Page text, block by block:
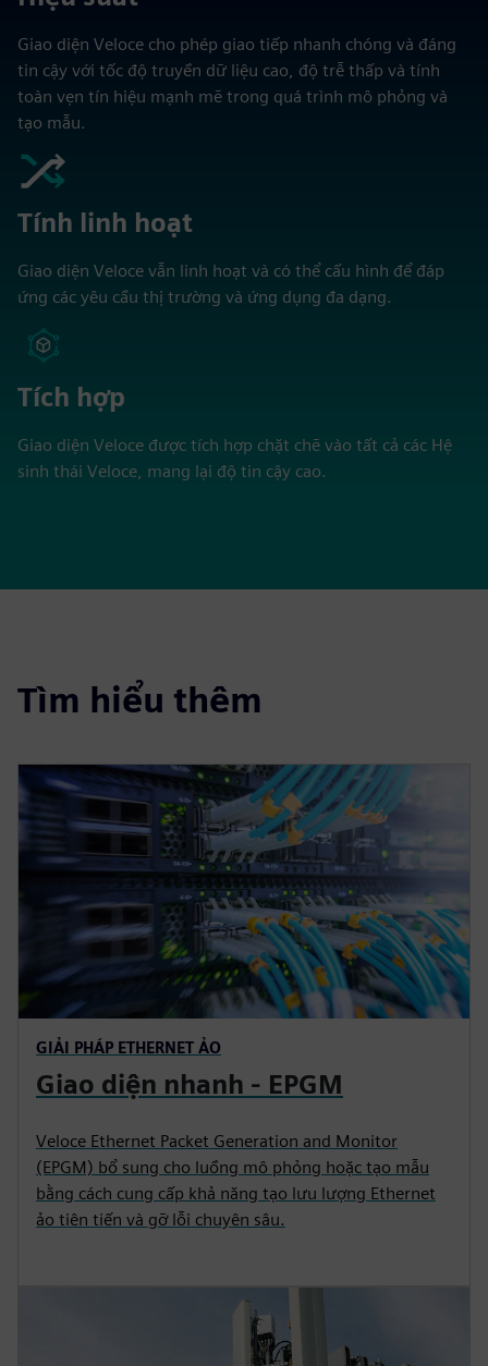
Giao diện Veloce cho phép giao tiếp nhanh chóng và đáng
tin cậy với tốc độ truyền dữ liệu cao, độ trễ thấp và tính
toàn vẹn tín hiệu mạnh mẽ trong quá trình mô phỏng và
tạo mẫu.
Tính linh hoạt
Giao diện Veloce vẫn linh hoạt và có thể cấu hình để đáp
ứng các yêu cầu thị trường và ứng dụng đa dạng.
Tích hợp
Giao diện Veloce được tích hợp chặt chẽ vào tất cả các Hệ
sinh thái Veloce, mang lại độ tin cậy cao.
Tìm hiểu thêm
GIẢI PHÁP ETHERNET ẢO
Giao diện nhanh - EPGM
Veloce Ethernet Packet Generation and Monitor
(EPGM) bổ sung cho luồng mô phỏng hoặc tạo mẫu
bằng cách cung cấp khả năng tạo lưu lượng Ethernet
ảo tiên tiến và gỡ lỗi chuyên sâu.